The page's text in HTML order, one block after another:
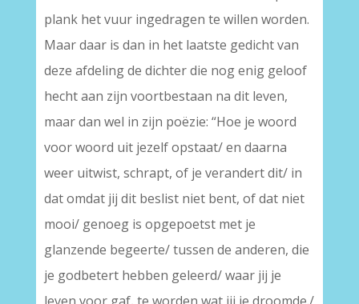
plank het vuur ingedragen te willen worden.
Maar daar is dan in het laatste gedicht van
deze afdeling de dichter die nog enig geloof
hecht aan zijn voortbestaan na dit leven,
maar dan wel in zijn poëzie: “Hoe je woord
voor woord uit jezelf opstaat/ en daarna
weer uitwist, schrapt, of je verandert dit/ in
dat omdat jij dit beslist niet bent, of dat niet
mooi/ genoeg is opgepoetst met je
glanzende begeerte/ tussen de anderen, die
je godbetert hebben geleerd/ waar jij je